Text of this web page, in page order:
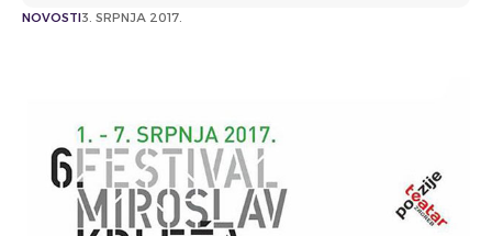
NOVOSTI3. SRPNJA 2017.